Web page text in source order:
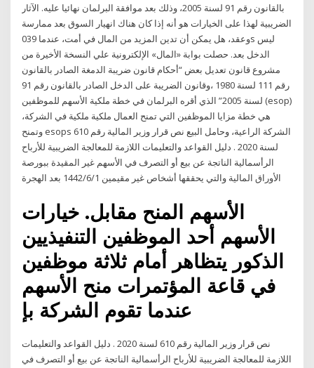
بالقانون رقم 91 لسنة 2005، وذلك بعد موافقة البرلمان نهائيا عليه. الآثار
الضريبية لهذا على الخيارات هو أنه إذا كان هناك انهيار السوق بعد ممارسة
وعقد، هل يمكن أن تدين المزيد من المال في أمت، عندما 039s ليس
الدخل بعد. حصلت بوابة «المال» الإلكترونية علي النسخة الأخيرة من
مشروع قانون تعديل بعض “أحكام قانون ضريبة الدمغة الصادر بالقانون
رقم 111 لسنة 1980 ،وقانون الضريبة على الدخل الصادر بالقانون رقم 91
لسنة 2005” الذي أقره البرلمان في خطة ملكية الأسهم للموظفين (esop)
هي خطة مزايا الموظفين التي تمنح العمال ملكية ملكية في الشركة،
وتمنح esops الشركة الراعية، وحامل البيع نص قرار وزير المالية رقم 610
لسنة 2020 . دليل القواعد والتعليمات اللازمة للمعالجة الضريبية للأرباح
الرأسمالية الناتجة عن بيع أو التصرف في الأسهم غير المقيدة ببورصة
الأوراق المالية والتي يحققها أشخاص غير مقيمين 1‏‏/6‏‏/1442 بعد الهجرة
الأسهم المنح مقابل. خيارات
الأسهم أحد الموظفين التنفيذيين
الذكور يتظاهر أمام ثلاثة موظفين
في قاعة المؤتمرات منح الأسهم
عندما تقوم الشركة بإ
نص قرار وزير المالية رقم 610 لسنة 2020 . دليل القواعد والتعليمات
اللازمة للمعالجة الضريبية للأرباح الرأسمالية الناتجة عن بيع أو التصرف في